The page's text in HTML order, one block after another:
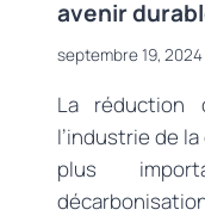
avenir
septembre 19, 2024
La réduction
l’industrie de
plus